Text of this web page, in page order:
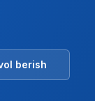
berish